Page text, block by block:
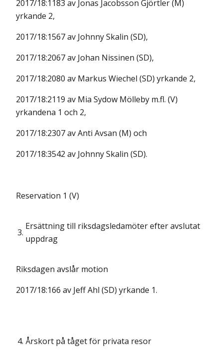
2017/18:1183 av Jonas Jacobsson Gjörtler (M)
yrkande 2,
2017/18:1567 av Johnny Skalin (SD),
2017/18:2067 av Johan Nissinen (SD),
2017/18:2080 av Markus Wiechel (SD) yrkande 2,
2017/18:2119 av Mia Sydow Mölleby m.fl. (V)
yrkandena 1 och 2,
2017/18:2307 av Anti Avsan (M) och
2017/18:3542 av Johnny Skalin (SD).
Reservation 1 (V)
3.
Ersättning till riksdagsledamöter efter avslutat
uppdrag
Riksdagen avslår motion
2017/18:166 av Jeff Ahl (SD) yrkande 1.
4. Årskort på tåget för privata resor